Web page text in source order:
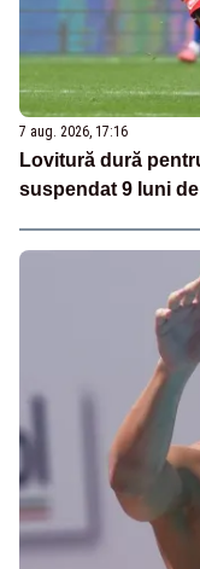
7 aug. 2026, 17:16
Lovitură dură
suspendat 9 luni